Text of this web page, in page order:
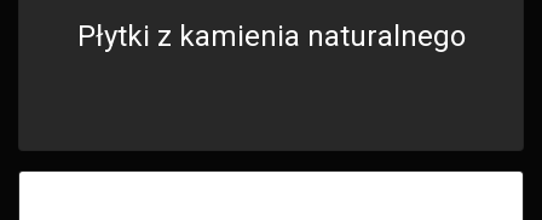
Płytki z kamienia naturalnego